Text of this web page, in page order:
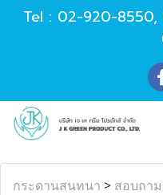
Tel : 02-920-8550,
กระดานสนทนา > สอบถาม